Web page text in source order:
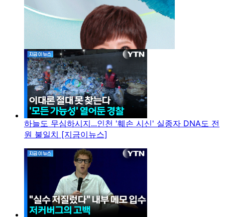
하늘도 무심하시지...인천 '훼손 시신' 실종자 DNA도 전
원 불일치 [지금이뉴스]